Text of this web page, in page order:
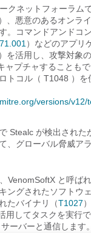
クネットフォーラム
）、悪意のあるオンラ
。コマンドアンドコ
）などのアプリ
）を活用し、攻撃対象
ャプチャすることも
トコル（ T1048 ）
versions/v12/
Stealc が検出された
、グローバル脅威ア
VenomSoftX と呼ば
ングされたソフトウ
たバイナリ（T1027
用してタスクを実行
ーバーと通信します